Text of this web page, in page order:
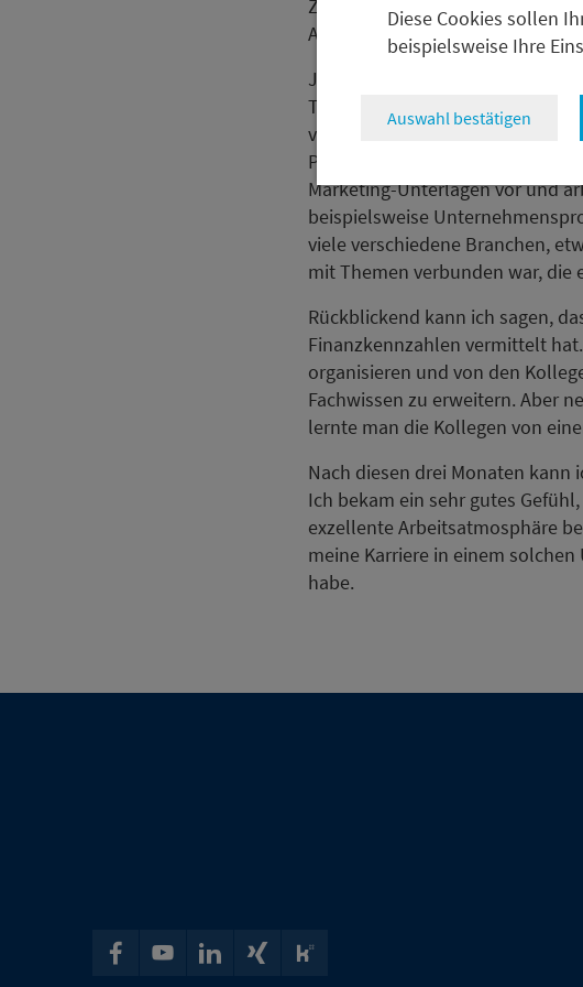
Diese Cookies sollen
beispielsweise Ihre
Auswahl bestätigen
Zeiten war immer Zeit für ein
Anregungen.
Jeder Tag während meines
Teilnahme an einer Bloomberg-
verschiedenen Datenbanken
Präsentationen vertraut.
Marketing-Unterlagen vor und
beispielsweise
viele verschiedene Branchen,
mit Themen verbunden war, die
Rückblickend kann ich sagen,
Finanzkennzahlen vermittelt
organisieren und von den
Fachwissen zu erweitern. Aber
lernte man die Kollegen von
Nach diesen drei Monaten kann
Ich bekam ein sehr gutes
exzellente Arbeitsatmosphäre
meine Karriere in einem
habe.